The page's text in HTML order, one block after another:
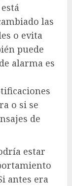
las
o evita
puede
alarma es
o si se
de
estar
antes era